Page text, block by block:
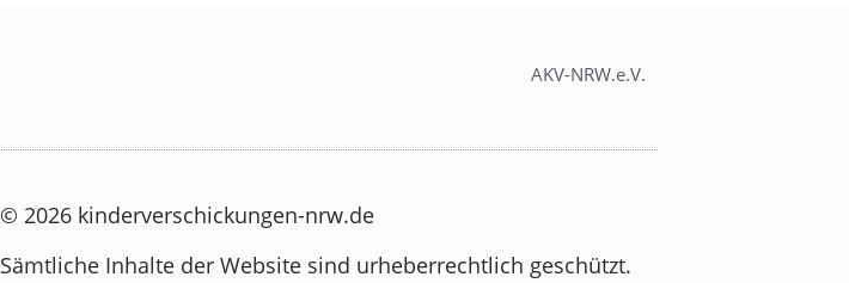
AKV-NRW.e.V.
© 2026 kinderverschickungen-nrw.de
Sämtliche Inhalte der Website sind urheberrechtlich geschützt.